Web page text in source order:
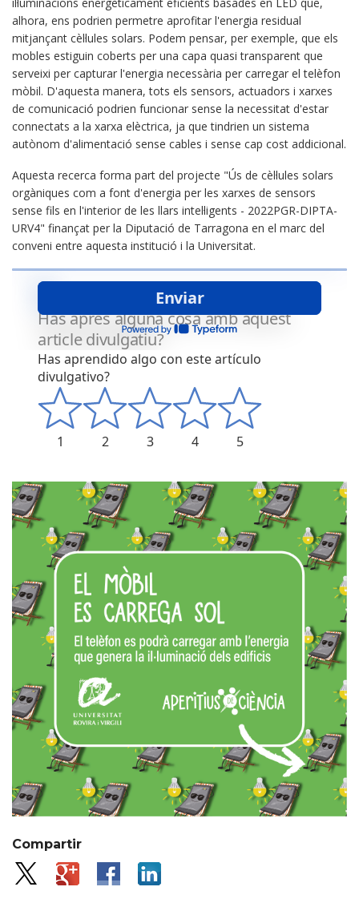
alhora, ens podrien permetre aprofitar l'energia residual
mitjançant cèl·lules solars. Podem pensar, per exemple, que els
mobles estiguin coberts per una capa quasi transparent que
serveixi per capturar l'energia necessària per carregar el telèfon
mòbil. D'aquesta manera, tots els sensors, actuadors i xarxes
de comunicació podrien funcionar sense la necessitat d'estar
connectats a la xarxa elèctrica, ja que tindrien un sistema
autònom d'alimentació sense cables i sense cap cost addicional.
Aquesta recerca forma part del projecte "Ús de cèl·lules solars
orgàniques com a font d'energia per les xarxes de sensors
sense fils en l'interior de les llars intel·ligents - 2022PGR-DIPTA-
URV4" finançat per la Diputació de Tarragona en el marc del
conveni entre aquesta institució i la Universitat.
Compartir